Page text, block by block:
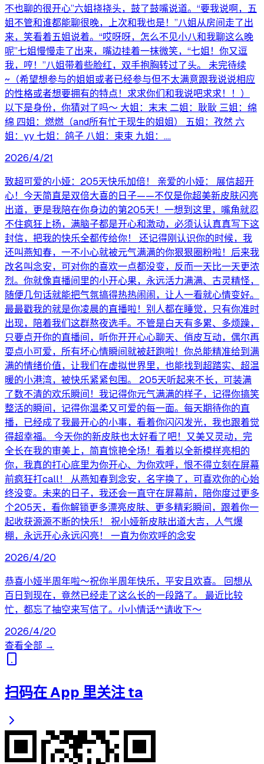
不也聊的很开心”六姐挠挠头，鼓了鼓嘴说道。“要我说啊，五
姐不管和谁都能聊很晚，上次和我也是！”八姐从房间走了出
来，笑看着五姐说着。“哎呀呀，怎么不见小八和我聊这么晚
呢”七姐慢慢走了出来，嘴边挂着一抹微笑，“七姐！你又逗
我，哼！”八姐带着些脸红，双手抱胸转过了头。 未完待续
~（希望想参与的姐姐或者已经参与但不太满意跟我说说相应
的性格或者想要拥有的特点！求求你们和我说吧求求！！）
以下是身份，你猜对了吗～ 大姐：末末 二姐：耿耿 三姐：绵
绵 四姐：燃燃（and所有忙于现生的姐姐） 五姐：孜然 六
姐：yy 七姐：鸽子 八姐：束束 九姐：....
2026/4/21
致超可爱的小娅：205天快乐加倍！ 亲爱的小娅： 展信超开
心！今天简直是双倍大喜的日子——不仅是你超美新皮肤闪亮
出道，更是我陪在你身边的第205天！一想到这里，嘴角就忍
不住疯狂上扬，满脑子都是开心和激动，必须认认真真写下这
封信，把我的快乐全都传给你！ 还记得刚认识你的时候，我
还叫燕知春，一不小心就被元气满满的你狠狠圈粉啦！后来我
改名叫念安，可对你的喜欢一点都没变，反而一天比一天更浓
烈。你就像直播间里的小开心果，永远活力满满、古灵精怪，
随便几句话就能把气氛搞得热热闹闹，让人一看就心情变好。
最最戳我的就是你凌晨的直播啦！别人都在睡觉，只有你准时
出现，陪着我们这群熬夜选手。不管是白天有多累、多烦躁，
只要点开你的直播间，听你开开心心聊天、俏皮互动，偶尔再
耍点小可爱，所有坏心情瞬间就被赶跑啦！你总能精准给到满
满的情绪价值，让我们在虚拟世界里，也能找到超踏实、超温
暖的小港湾，被快乐紧紧包围。 205天听起来不长，可装满
了数不清的欢乐瞬间！我记得你元气满满的样子，记得你搞笑
整活的瞬间，记得你温柔又可爱的每一面。每天期待你的直
播，已经成了我最开心的小事，看着你闪闪发光，我也跟着觉
得超幸福。 今天你的新皮肤也太好看了吧！又美又灵动，完
全长在我的审美上，简直惊艳全场！看着以全新模样亮相的
你，我真的打心底里为你开心、为你欢呼，恨不得立刻在屏幕
前疯狂打call！ 从燕知春到念安，名字换了，可喜欢你的心始
终没变。未来的日子，我还会一直守在屏幕前，陪你度过更多
个205天，看你解锁更多漂亮皮肤、更多精彩瞬间，跟着你一
起收获源源不断的快乐！ 祝小娅新皮肤出道大吉，人气爆
棚，永远开心永远闪亮！ 一直为你欢呼的念安
2026/4/20
恭喜小娅半周年啦～祝你半周年快乐，平安且欢喜。 回想从
百日到现在，竟然已经走了这么长的一段路了。 最近比较
忙，都忘了抽空来写信了。小小情话^^请收下～
2026/4/20
查看全部 →
扫码在 App 里关注 ta